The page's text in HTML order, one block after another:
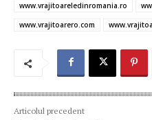
www.vrajitoareledinromania.ro
www.vrajitoarero.com
Articolul precedent